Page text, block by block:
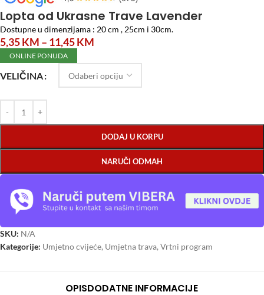
Lopta od Ukrasne Trave Lavender
Dostupne u dimenzijama : 20 cm , 25cm i 30cm.
5,35KM – 11,45KM
ONLINE PONUDA
VELIČINA
DODAJ U KORPU
NARUČI ODMAH
SKU: N/A
Kategorije: Umjetno cvijeće, Umjetna trava, Vrtni program
OPISDODATNE INFORMACIJE